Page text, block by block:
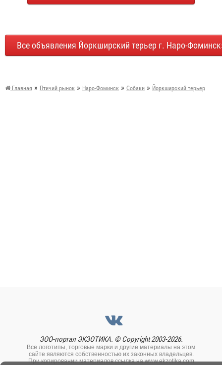
Все объявления Йоркширский терьер г. Наро-
Главная » Птичий рынок » Наро-Фоминск » Собаки » Йоркширский терьер
ЗОО-портал ЭКЗОТИКА. © Copyright 2003-2026.
Все логотипы, торговые марки и другие материалы на этом
сайте являются собственностью их законных владельцев.
При копировании материалов ссылка на www.ekzotika.com